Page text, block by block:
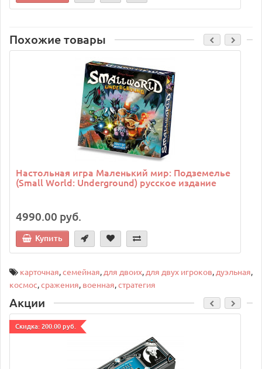
Похожие товары
Настольная игра Маленький мир: Подземелье
(Small World: Underground) русское издание
4990.00 руб.
Купить
карточная,семейная, для двоих, для двух игроков, дуэльная,
космос,сражения, военная,стратегия
Акции
Cкидка: 200.00 руб.